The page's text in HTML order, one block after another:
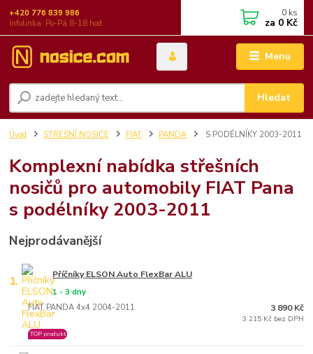
Menu
Hledat
+420 776 839 986
Infolinka: Po-Pá 8-18 hod.
0 ks
za 0 Kč
Úvod STŘEŠNÍ NOSIČE FIAT PANDA S PODÉLNÍKY 2003-2011
Komplexní nabídka střešních
nosičů pro automobily FIAT Pana
s podélníky 2003-2011
Nejprodávanější
1. Příčníky ELSON Auto FlexBar ALU
FIAT PANDA 4x4 2004-2011
1 - 3 dny
TOP produkt
3 890 Kč
3 215 Kč bez DPH